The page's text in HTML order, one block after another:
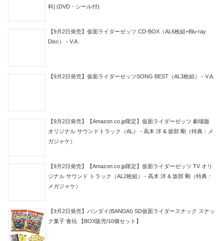
科] (DVD・シール付)
【9月2日発売】仮面ライダーゼッツ CD-BOX（AL6枚組+Blu-ray
Disc） - V.A.
【9月2日発売】仮面ライダーゼッツSONG BEST（AL3枚組） - V.A.
【9月2日発売】【Amazon.co.jp限定】仮面ライダーゼッツ 劇場版
オリジナル サウンドトラック（AL） - 高木 洋 & 坂部 剛（特典：メ
ガジャケ）
【9月2日発売】【Amazon.co.jp限定】仮面ライダーゼッツ TV オリ
ジナル サウンド トラック（AL2枚組） - 高木 洋 & 坂部 剛（特典：
メガジャケ）
【9月2日発売】バンダイ(BANDAI) SD仮面ライダースナック スナッ
ク菓子 食玩 【BOX販売/10個セット】